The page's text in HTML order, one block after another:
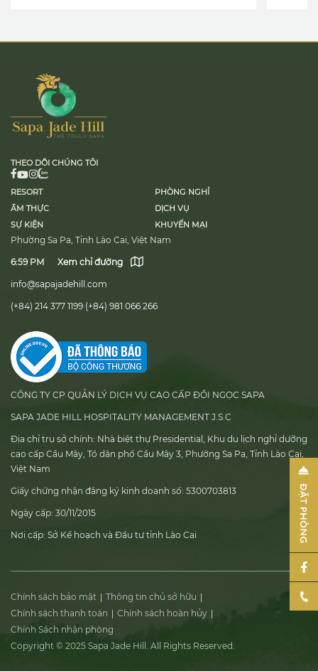
THEO DÕI CHÚNG TÔI
RESORT
PHÒNG NGHỈ
ẨM THỰC
DỊCH VỤ
SỰ KIỆN
KHUYẾN MẠI
Phường Sa Pa, Tỉnh Lào Cai, Việt Nam
6:59 PM Xem chỉ đường
info@sapajadehill.com
(+84) 214 377 1199 (+84) 981 066 266
CÔNG TY CP QUẢN LÝ DỊCH VỤ CAO CẤP ĐỒI NGỌC SAPA
SAPA JADE HILL HOSPITALITY MANAGEMENT J.S.C
Địa chỉ trụ sở chính: Nhà biệt thự Presidential, Khu du lịch nghỉ dưỡng
cao cấp Cầu Mây, Tổ dân phố Cầu Mây 3, Phường Sa Pa, Tỉnh Lào Cai,
Việt Nam
Giấy chứng nhận đăng ký kinh doanh số: 5300703813
Ngày cấp: 30/11/2015
Nơi cấp: Sở Kế hoạch và Đầu tư tỉnh Lào Cai
Chính sách bảo mật
Thông tin chủ sở hữu
Chính sách thanh toán
Chính sách hoàn hủy
Chính Sách nhận phòng
Copyright © 2025 Sapa Jade Hill. All Rights Reserved.